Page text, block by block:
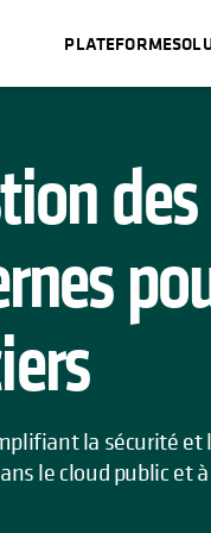
PLATEFORME
des
la sécurité et
le cloud public et